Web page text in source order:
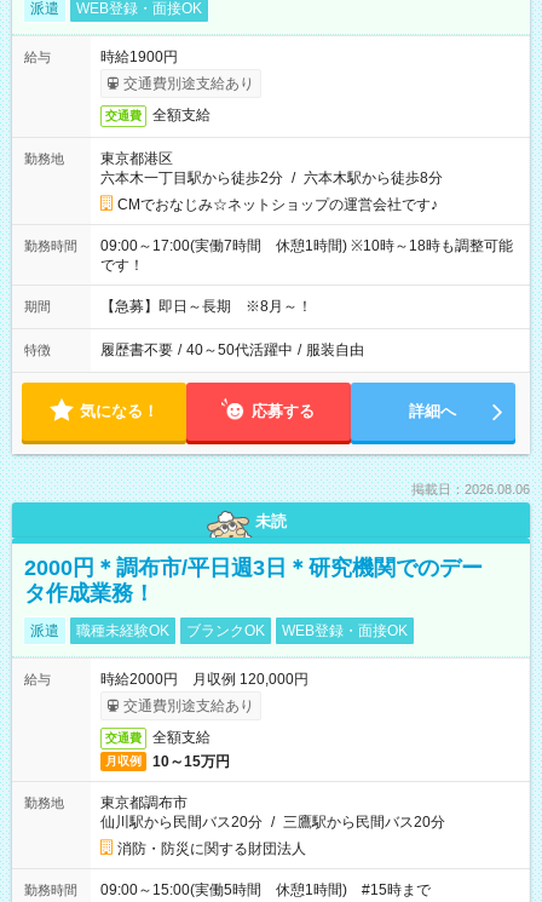
派遣 WEB登録・面接OK
給与
時給1900円
交通費別途支給あり
交通費 全額支給
勤務地
東京都港区
六本木一丁目駅から徒歩2分 / 六本木駅から徒歩8分
CMでおなじみ☆ネットショップの運営会社です♪
勤務時間
09:00～17:00(実働7時間 休憩1時間) ※10時～18時も調整可能
です！
期間 【急募】即日～長期 ※8月～！
特徴 履歴書不要 / 40～50代活躍中 / 服装自由
気になる！ 応募する 詳細へ
掲載日：2026.08.06
未読
2000円＊調布市/平日週3日＊研究機関でのデー
タ作成業務！
派遣 職種未経験OK ブランクOK WEB登録・面接OK
給与
時給2000円 月収例 120,000円
交通費別途支給あり
交通費 全額支給
月収例 10～15万円
勤務地
東京都調布市
仙川駅から民間バス20分 / 三鷹駅から民間バス20分
消防・防災に関する財団法人
勤務時間 09:00～15:00(実働5時間 休憩1時間) #15時まで